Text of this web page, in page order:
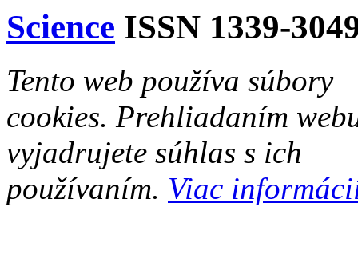
Science ISSN 1339-
Tento web používa súbory
cookies. Prehliadaním
vyjadrujete súhlas s ich
používaním. Viac